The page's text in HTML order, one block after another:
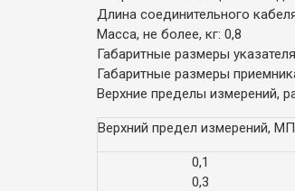
Длина соединительного
Масса, не более, кг: 0,8
Габаритные размеры
Габаритные размеры
Верхние пределы измерений,
Верхний предел измерений,
0,1
0,3